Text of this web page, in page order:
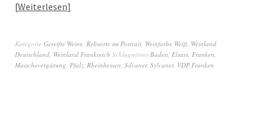
Weiterlesen
Kategorie Gereifte Weine, Rebsorte im Portrait, Weinfarbe Weiß, Weinland
Deutschland, Weinland Frankreich SchlagwörterBaden, Elsass, Franken,
Maischevergärung, Pfalz, Rheinhessen, Silvaner, Sylvaner, VDP.Franken